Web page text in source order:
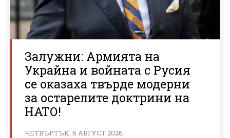
Залужни: Армията на
Украйна и войната с Русия
се оказаха твърде модерни
за остарелите доктрини на
НАТО!
ЧЕТВЪРТЪК, 6 АВГУСТ 2026